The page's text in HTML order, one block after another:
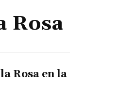
Rosa
Rosa en la